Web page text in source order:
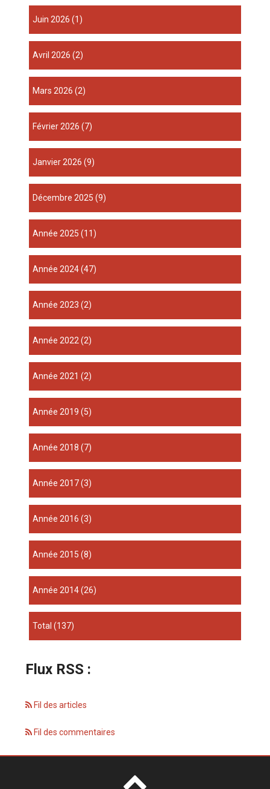
juin 2026 (1)
avril 2026 (2)
mars 2026 (2)
février 2026 (7)
janvier 2026 (9)
décembre 2025 (9)
année 2025 (11)
année 2024(47)
année 2023 (2)
année 2022 (2)
année 2021 (2)
année 2019 (5)
année 2018 (7)
année 2017(3)
année 2016 (3)
année 2015 (8)
année 2014(26)
total(137)
Flux RSS :
Fil des articles
Fil des commentaires